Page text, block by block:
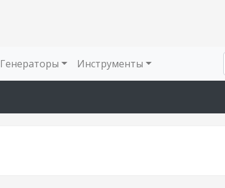
Генераторы Инструменты